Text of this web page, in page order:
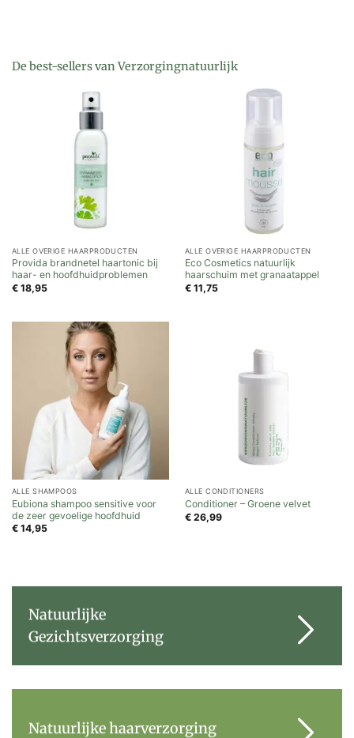
De best-sellers van Verzorgingnatuurlijk
ALLE OVERIGE HAARPRODUCTEN
Provida brandnetel haartonic bij
haar- en hoofdhuidproblemen
€18,95
ALLE OVERIGE HAARPRODUCTEN
Eco Cosmetics natuurlijk
haarschuim met granaatappel
€11,75
ALLE SHAMPOOS
Eubiona shampoo sensitive voor
de zeer gevoelige hoofdhuid
€14,95
ALLE CONDITIONERS
Conditioner – Groene velvet
€26,99
Natuurlijke
Gezichtsverzorging
Natuurlijke haarverzorging